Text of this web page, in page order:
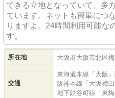
できる立地となっていて、多
ています。ネットも簡単につ
りますよ。24時間利用可能な
す。
所在地 大阪府大阪市北区梅
交通
東海道本線 「 大阪
阪神本線 「 大阪梅田
地下鉄谷町線 「 東梅